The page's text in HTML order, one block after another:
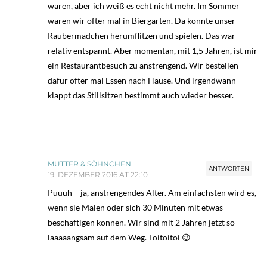
waren, aber ich weiß es echt nicht mehr. Im Sommer
waren wir öfter mal in Biergärten. Da konnte unser
Räubermädchen herumflitzen und spielen. Das war
relativ entspannt. Aber momentan, mit 1,5 Jahren, ist mir
ein Restaurantbesuch zu anstrengend. Wir bestellen
dafür öfter mal Essen nach Hause. Und irgendwann
klappt das Stillsitzen bestimmt auch wieder besser.
ANTWORTEN
MUTTER & SÖHNCHEN
19. DEZEMBER 2016 AT 22:10
Puuuh – ja, anstrengendes Alter. Am einfachsten wird es,
wenn sie Malen oder sich 30 Minuten mit etwas
beschäftigen können. Wir sind mit 2 Jahren jetzt so
laaaaangsam auf dem Weg. Toitoitoi 😉